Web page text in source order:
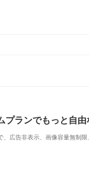
プランでもっと自
広告非表示、画像容量無制